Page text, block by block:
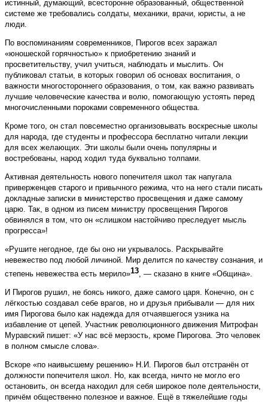
истинный, думающий, всесторонне образованный, общественной
системе же требовались солдаты, механики, врачи, юристы, а не
люди.
По воспоминаниям современников, Пирогов всех заражал
«юношеской горячностью» к приобретению знаний и
просветительству, учил учиться, наблюдать и мыслить. Он
публиковал статьи, в которых говорил об основах воспитания, о
важности многостороннего образования, о том, как важно развивать
лучшие человеческие качества и волю, помогающую устоять перед
многочисленными пороками современного общества.
Кроме того, он стал повсеместно организовывать воскресные школы
для народа, где студенты и профессора бесплатно читали лекции
для всех желающих. Эти школы были очень популярны и
востребованы, народ ходил туда буквально толпами.
Активная деятельность нового попечителя школ так напугала
приверженцев старого и привычного режима, что на него стали писать
докладные записки в министерство просвещения и даже самому
царю. Так, в одном из писем министру просвещения Пирогов
обвинялся в том, что он «слишком настойчиво преследует мысль
прогресса»!
«Рушите негодное, где бы оно ни укрывалось. Раскрывайте
невежество под любой личиной. Мир делится по качеству сознания, и
степень невежества есть мерило»13, — сказано в книге «Община».
И Пирогов рушил, не боясь никого, даже самого царя. Конечно, он с
лёгкостью создавал себе врагов, но и друзья прибывали — для них
имя Пирогова было как надежда для отчаявшегося узника на
избавление от цепей. Участник революционного движения Митрофан
Муравский пишет: «У нас всё мерзость, кроме Пирогова. Это человек
в полном смысле слова».
Вскоре «по наивысшему решению» Н.И. Пирогов был отстранён от
должности попечителя школ. Но, как всегда, ничто не могло его
остановить, он всегда находил для себя широкое поле деятельности,
причём общественно полезное и важное. Ещё в тяжелейшие годы